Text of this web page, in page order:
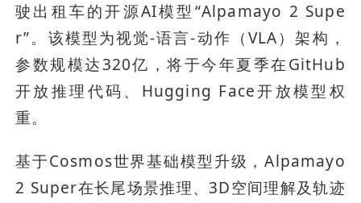
驶出租车的开源AI模型“Alpamayo 2 Supe
r”。该模型为视觉-语言-动作（VLA）架构，
参数规模达320亿，将于今年夏季在GitHub
开放推理代码、Hugging Face开放模型权
重。
基于Cosmos世界基础模型升级，Alpamayo
2 Super在长尾场景推理、3D空间理解及轨迹